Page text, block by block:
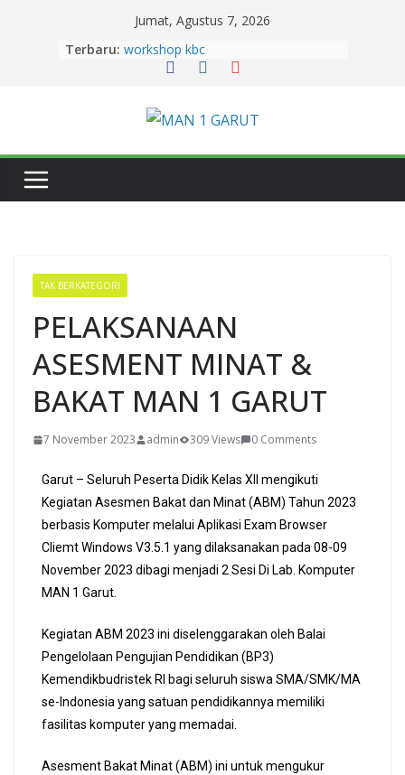
Jumat, Agustus 7, 2026
Terbaru: workshop kbc
Zahra Aulia Raih Juara 2 Sayembara
Harumkan MAN 1 Garut.
Semangat Berkurban dan Berbagi,
HewanKurban di Lingkungan
TAK BERKATEGORI
PELAKSANAAN
ASESMENT MINAT &
BAKAT MAN 1 GARUT
7 November 2023 admin 309 Views 0 Comments
Garut – Seluruh Peserta Didik Kelas XII mengikuti
Kegiatan Asesmen Bakat dan Minat (ABM) Tahun 2023
berbasis Komputer melalui Aplikasi Exam Browser
Cliemt Windows V3.5.1 yang dilaksanakan pada 08-09
November 2023 dibagi menjadi 2 Sesi Di Lab. Komputer
MAN 1 Garut.
Kegiatan ABM 2023 ini diselenggarakan oleh Balai
Pengelolaan Pengujian Pendidikan (BP3)
Kemendikbudristek RI bagi seluruh siswa SMA/SMK/MA
se-Indonesia yang satuan pendidikannya memiliki
fasilitas komputer yang memadai.
Asesment Bakat Minat (ABM) ini untuk mengukur